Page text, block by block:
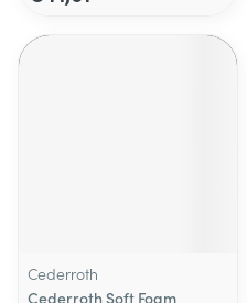
Cederroth
Cederroth Soft Foam